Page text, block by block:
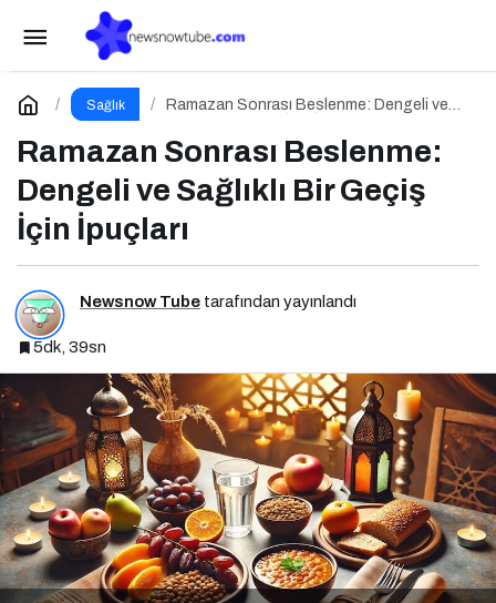
Sağlık
Ramazan Sonrası Beslenme: Dengeli ve
Ramazan Sonrası Beslenme:
Dengeli ve Sağlıklı Bir Geçiş
İçin İpuçları
Newsnow Tube tarafından yayınlandı
5dk, 39sn
Ramazan Sonrası Beslenme: Dengeli ve
Sağlıklı Bir Geçiş İçin İpuçları
Yorum Yap